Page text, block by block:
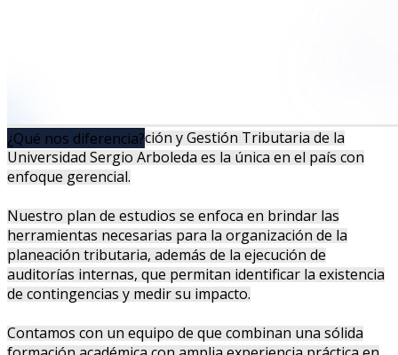
¿Qué nos diferencia?
La Maestría en Dirección y Gestión Tributaria de la
Universidad Sergio Arboleda es la única en el país con
enfoque gerencial.
Nuestro plan de estudios se enfoca en brindar las
herramientas necesarias para la organización de la
planeación tributaria, además de la ejecución de
auditorías internas, que permitan identificar la existencia
de contingencias y medir su impacto.
Contamos con un equipo de que combinan una sólida